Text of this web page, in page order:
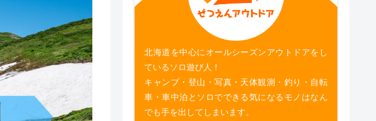
北海道を中心にオールシーズンアウトドアをし
ているソロ遊び人！
キャンプ・登山・写真・天体観測・釣り・自転
車・車中泊とソロでできる気になるモノはなん
でも手を出してしまいます。